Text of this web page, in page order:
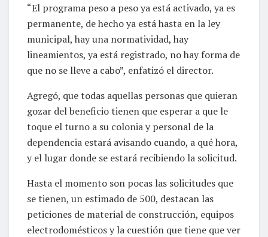
“El programa peso a peso ya está activado, ya es
permanente, de hecho ya está hasta en la ley
municipal, hay una normatividad, hay
lineamientos, ya está registrado, no hay forma de
que no se lleve a cabo”, enfatizó el director.
Agregó, que todas aquellas personas que quieran
gozar del beneficio tienen que esperar a que le
toque el turno a su colonia y personal de la
dependencia estará avisando cuando, a qué hora,
y el lugar donde se estará recibiendo la solicitud.
Hasta el momento son pocas las solicitudes que
se tienen, un estimado de 500, destacan las
peticiones de material de construcción, equipos
electrodomésticos y la cuestión que tiene que ver